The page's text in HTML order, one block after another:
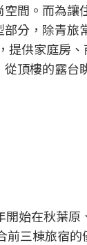
間。而為讓
分，除青旅
提供家庭房
頂樓的露台
始在秋葉
三棟旅宿的